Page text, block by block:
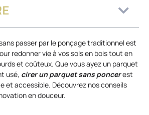
passer par le ponçage traditionnel est
redonner vie à vos sols en bois tout en
et coûteux. Que vous ayez un parquet
usé, cirer un parquet sans poncerest
et accessible. Découvrez nos conseils
en douceur.